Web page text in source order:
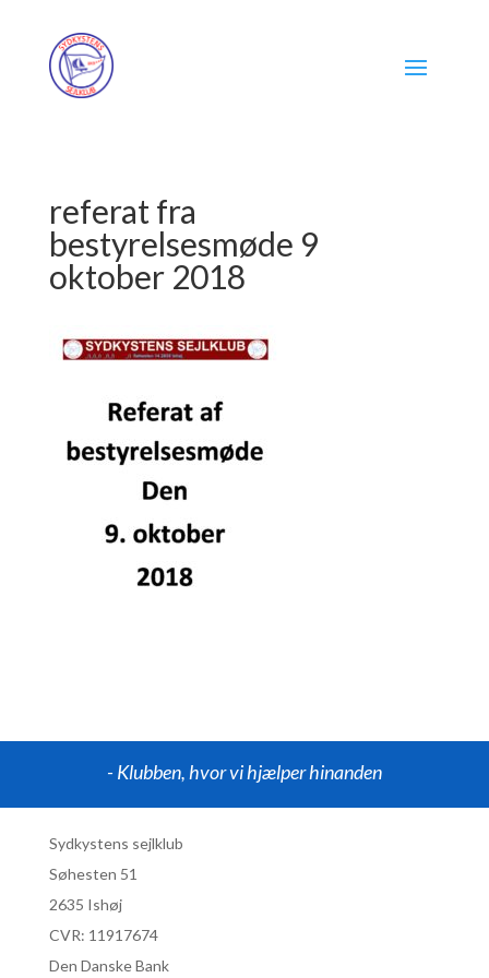
referat fra
bestyrelsesmøde 9
oktober 2018
- Klubben, hvor vi hjælper hinanden
Sydkystens sejlklub
Søhesten 51
2635 Ishøj
CVR: 11917674
Den Danske Bank